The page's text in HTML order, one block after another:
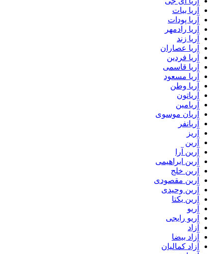
آریا بیات
آریا پودات
آریا رادمهر
آریا زند
آریا عصاران
آریا فردین
آریا قاسمی
آریا مسعود
آریا وطن
آریاتون
آریامین
آریان موسوی
آریانفر
آریز
آرین
آرین آرا
آرین ابراهیمی
آرین خلج
آرین مقصودی
آرین وحیدی
آرین یکتا
آریو
آریو رایجی
آزاد
آزاد بیضا
آزاد کمالیان